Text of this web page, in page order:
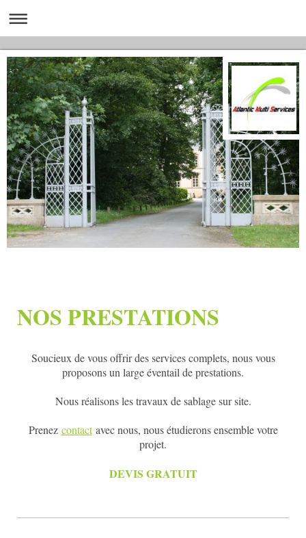
NOS PRESTATIONS
Soucieux de vous offrir des services complets, nous vous
proposons un large éventail de prestations.
Nous réalisons les travaux de sablage sur site.
Prenez contactavec nous, nous étudierons ensemble votre
projet.
DEVIS GRATUIT